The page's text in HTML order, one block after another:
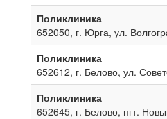
Поликлиника
652050, г. Юрга, ул.
Поликлиника
652612, г. Белово, ул.
Поликлиника
652645, г. Белово, пгт.